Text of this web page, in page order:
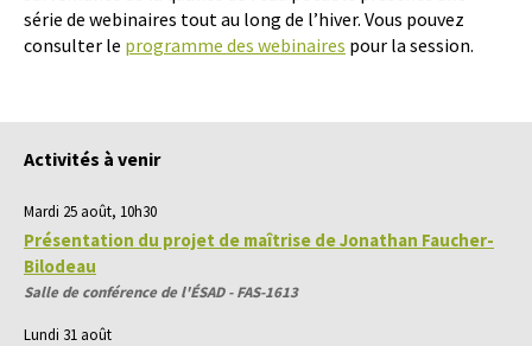
série de webinaires tout au long de l’hiver. Vous pouvez
consulter le programme des webinaires pour la session.
Activités à venir
Mardi 25 août, 10h30
Présentation du projet de maîtrise de Jonathan Faucher-
Bilodeau
Salle de conférence de l'ÉSAD - FAS-1613
Lundi 31 août